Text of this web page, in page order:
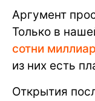
Аргумент
Только в
сотни
из них есть
Открытия